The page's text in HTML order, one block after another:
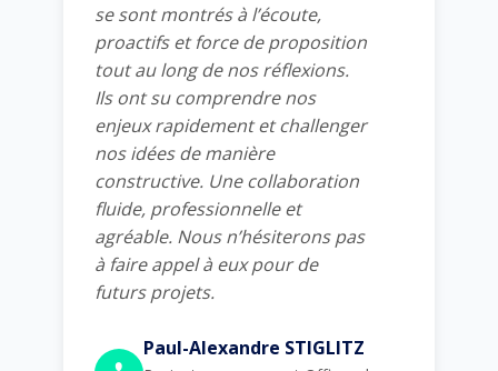
se sont montrés à l’écoute,
proactifs et force de proposition
tout au long de nos réflexions.
Ils ont su comprendre nos
enjeux rapidement et challenger
nos idées de manière
constructive. Une collaboration
fluide, professionnelle et
agréable. Nous n’hésiterons pas
à faire appel à eux pour de
futurs projets.
Paul-Alexandre STIGLITZ